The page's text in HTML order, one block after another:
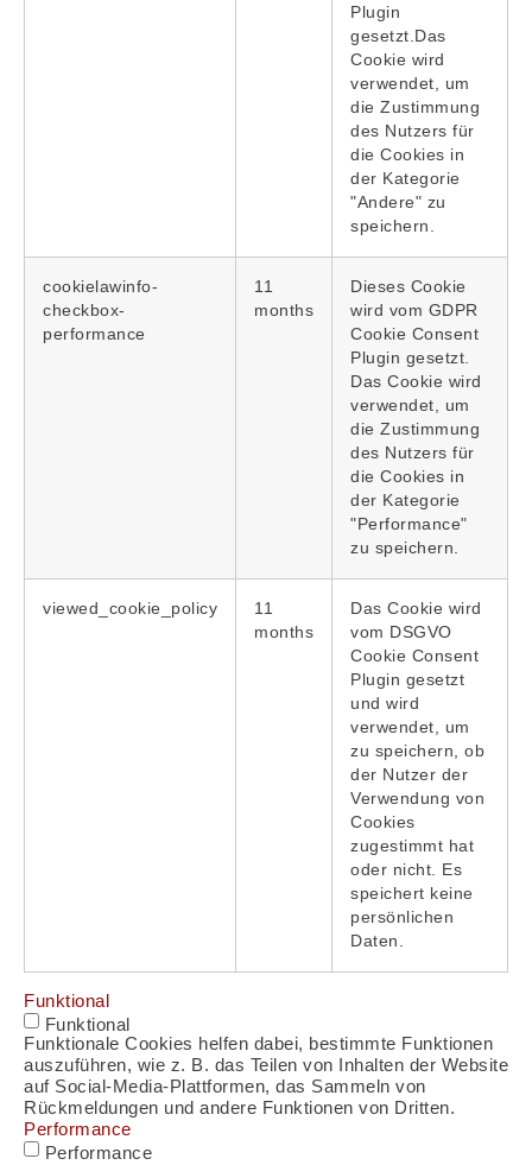
Plugin
gesetzt.Das
Cookie wird
verwendet, um
die Zustimmung
des Nutzers für
die Cookies in
der Kategorie
"Andere" zu
speichern.
cookielawinfo-
checkbox-
performance
11
months
Dieses Cookie
wird vom GDPR
Cookie Consent
Plugin gesetzt.
Das Cookie wird
verwendet, um
die Zustimmung
des Nutzers für
die Cookies in
der Kategorie
"Performance"
zu speichern.
viewed_cookie_policy
11
months
Das Cookie wird
vom DSGVO
Cookie Consent
Plugin gesetzt
und wird
verwendet, um
zu speichern, ob
der Nutzer der
Verwendung von
Cookies
zugestimmt hat
oder nicht. Es
speichert keine
persönlichen
Daten.
Funktional
Funktional
Funktionale Cookies helfen dabei, bestimmte Funktionen
auszuführen, wie z. B. das Teilen von Inhalten der Website
auf Social-Media-Plattformen, das Sammeln von
Rückmeldungen und andere Funktionen von Dritten.
Performance
Performance